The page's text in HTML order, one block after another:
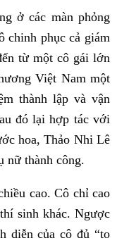
ở các màn phỏng
chinh phục cả giám
từ một cô gái lớn
Việt Nam một
thành lập và vận
đó lại hợp tác với
hoa, Thảo Nhi Lê
nữ thành công.
cao. Cô chỉ cao
sinh khác. Ngược
diễn của cô đủ “to